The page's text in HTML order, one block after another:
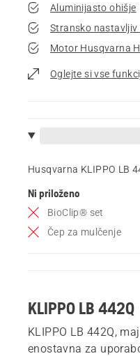
Aluminijasto ohišje
Stransko nastavljiv
Motor Husqvarna
Oglejte si vse
Husqvarna KLIPPO LB
Ni priloženo
BioClip® set
Čep za mulčenje
KLIPPO LB 442Q
KLIPPO LB 442Q,
enostavna za